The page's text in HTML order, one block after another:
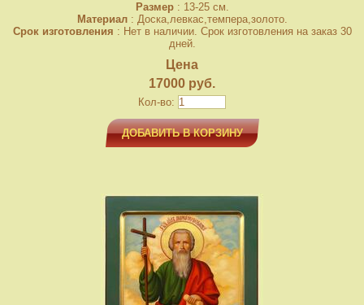
Размер: 13-25 см.
Материал: Доска,левкас,темпера,золото.
Срок изготовления : Нет в наличии. Срок изготовления на заказ 30
дней.
Цена
17000 руб.
Кол-во:
ДОБАВИТЬ В КОРЗИНУ